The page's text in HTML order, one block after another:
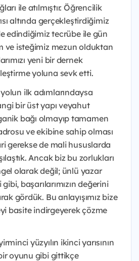
ile atılmıştır. Öğrencilik
altında gerçekleştirdiğimiz
edindiğimiz tecrübe ile gün
ve isteğimiz mezun olduktan
yeni bir dernek
yoluna sevk etti.
ilk adımlarındaysa
bir üst yapı veyahut
bağı olmayıp tamamen
ve ekibine sahip olması
gerekse de mali hususlarda
Ancak biz bu zorlukları
olarak değil; ünlü yazar
başarılarımızın değerini
gördük. Bu anlayışımız bize
basite indirgeyerek çözme
yüzyılın ikinci yarısının
oyunu gibi gittikçe